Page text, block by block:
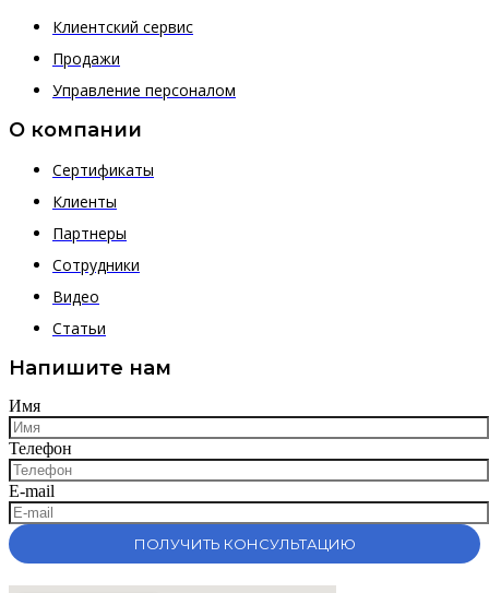
Клиентский сервис
Продажи
Управление персоналом
О компании
Сертификаты
Клиенты
Партнеры
Сотрудники
Видео
Статьи
Напишите нам
Имя
Телефон
E-mail